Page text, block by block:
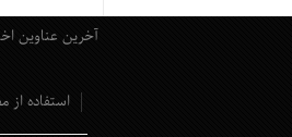
آخرین عناوین
استفاده